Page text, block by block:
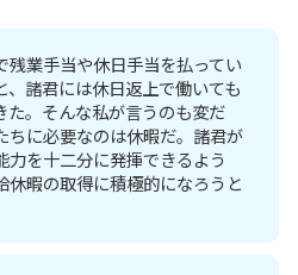
残業手当や休日手当を払ってい
、諸君には休日返上で働いても
た。そんな私が言うのも変だ
ちに必要なのは休暇だ。諸君が
力を十二分に発揮できるよう
休暇の取得に積極的になろうと